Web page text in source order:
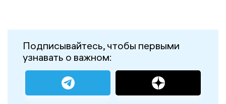
Подписывайтесь, чтобы первыми
узнавать о важном: